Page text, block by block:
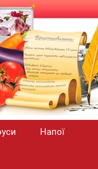
Напої